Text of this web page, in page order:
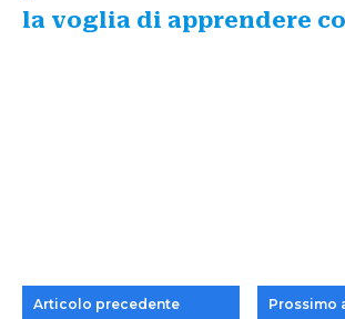
la voglia di apprendere
Articolo precedente Prossimo